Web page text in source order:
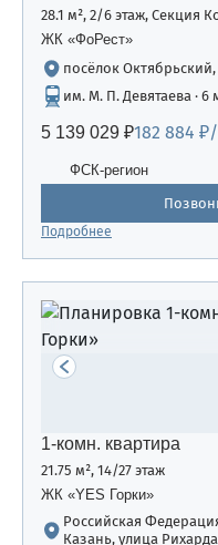
28.1 м², 2/6 этаж, Секция
ЖК «ФоРест»
посёлок
им. М. П. Девятаева ·
5 139 029 ₽182 884
ФСК-регион
Подробнее
1-комн. квартира
21.75 м², 14/27 этаж
ЖК «YES Горки»
Российская
Казань, улица